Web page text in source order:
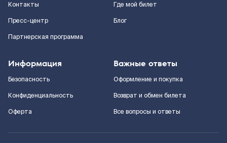
Контакты
Пресс-центр
Партнерская программа
Где мой билет
Блог
Информация
Безопасность
Конфиденциальность
Оферта
Важные ответы
Оформление и покупка
Возврат и обмен билета
Все вопросы и ответы